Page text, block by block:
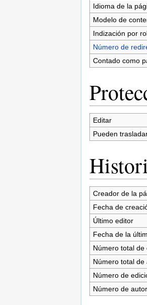
Idioma de la
Modelo de
Indización por
Número de
Contado como
Editar
Pueden
Creador de la
Fecha de
Último editor
Fecha de la
Número total de
Número total de
Número de
Número de